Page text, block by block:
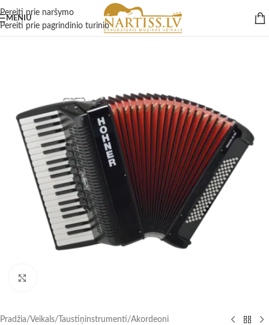
Pereiti prie naršymo
Pereiti prie pagrindinio turinio
MENIU
Pradžia/Veikals/ Taustiņinstrumenti/Akordeoni